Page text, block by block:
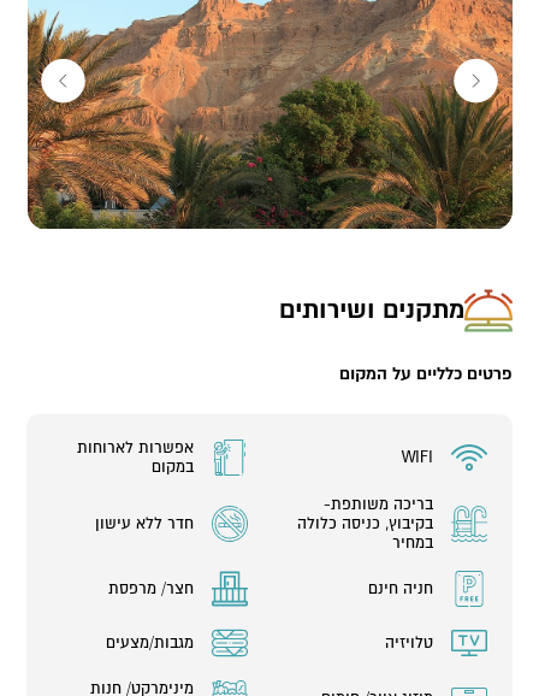
לצימר מרפסת מטופחת המשקיפה לגן הבוטני של הקיבוץ ולנוף עוצר
נשימה של ים המלח, הרי מואב ומצדה. לפה תרצו לחזור גם בחופשה
הבאה.
מתאים לחופשה זוגית או משפחתית (עד 4 אורחים)
במתחם:1 יחידה (זוג+2 ילדים)
מתקנים ושירותים
פרטים כלליים על המקום
WIFI
אפשרות לארוחות
במקום
בריכה משותפת-
בקיבוץ, כניסה כלולה
במחיר
חדר ללא עישון
חניה חינם חצר/ מרפסת
טלויזיה מגבות/מצעים
מינימרקט/ חנות